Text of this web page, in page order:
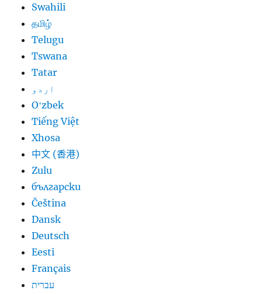
Swahili
தமிழ்
Telugu
Tswana
Tatar
اردو
Oʻzbek
Tiếng Việt
Xhosa
中文 (香港)
Zulu
български
Čeština
Dansk
Deutsch
Eesti
Français
עברית